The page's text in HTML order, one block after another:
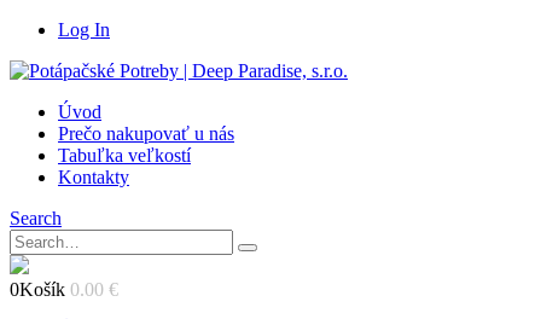
Log In
Úvod
Prečo nakupovať u nás
Tabuľka veľkostí
Kontakty
Search
0Košík 0.00 €